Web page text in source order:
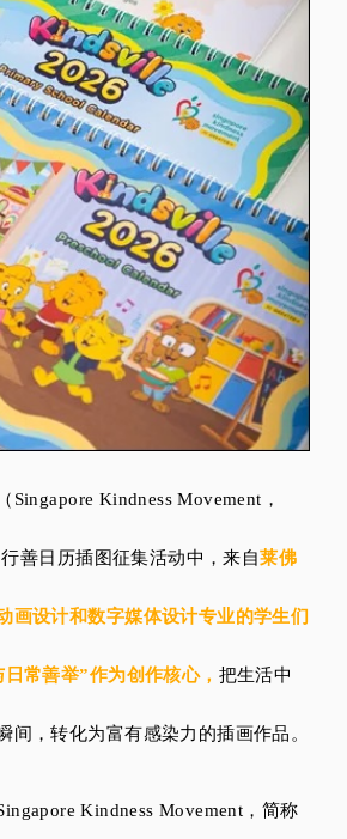
（Singapore Kindness Movement，
善日历插图征集活动中，来自莱佛
画设计和数字媒体设计专业的学生们
常善举”作为创作核心， 把生活中
间，转化为富有感染力的插画作品。
Kindness Movement，简称